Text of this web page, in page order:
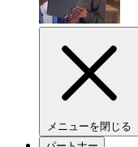
メニューを閉じる